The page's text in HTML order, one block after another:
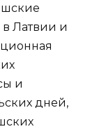
Латвии и
и
дней,